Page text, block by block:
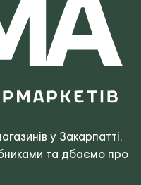
у Закарпатті.
та дбаємо про